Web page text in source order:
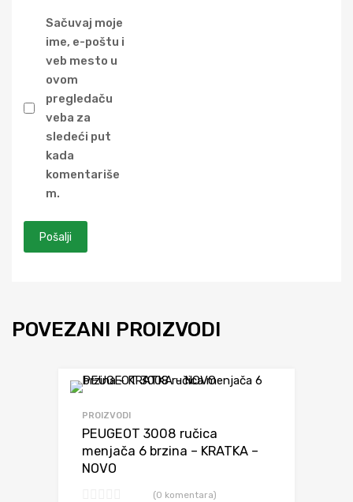
Sačuvaj moje
ime, e-poštu i
veb mesto u
ovom
pregledaču
veba za
sledeći put
kada
komentariše
m.
POVEZANI PROIZVODI
PROIZVODI
PEUGEOT 3008 ručica
menjača 6 brzina – KRATKA –
NOVO
(0 komentara)